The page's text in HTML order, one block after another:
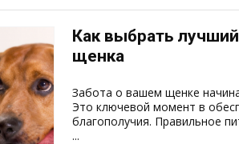
Как выбрать
щенка
Забота о вашем щенке
Это ключевой момент в
благополучия. Правильное
...